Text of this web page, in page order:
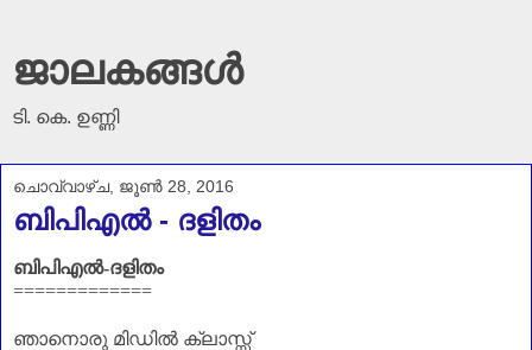
ജാലകങ്ങൾ
ടി. കെ. ഉണ്ണി
ചൊവ്വാഴ്ച, ജൂൺ 28, 2016
ബിപിഎല്‍ - ദളിതം
ബിപിഎൽ-ദളിതം
=============
ഞാനൊരു മിഡിൽ ക്ലാസ്സ്